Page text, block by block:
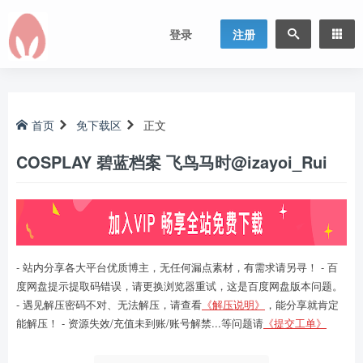
登录 注册
首页 免下载区 正文
COSPLAY 碧蓝档案 飞鸟马时@izayoi_Rui
- 站内分享各大平台优质博主，无任何漏点素材，有需求请另寻！ - 百
度网盘提示提取码错误，请更换浏览器重试，这是百度网盘版本问题。
- 遇见解压密码不对、无法解压，请查看 《解压说明》
，能分享就肯定
能解压！ - 资源失效/充值未到账/账号解禁...等问题请 《提交工单》